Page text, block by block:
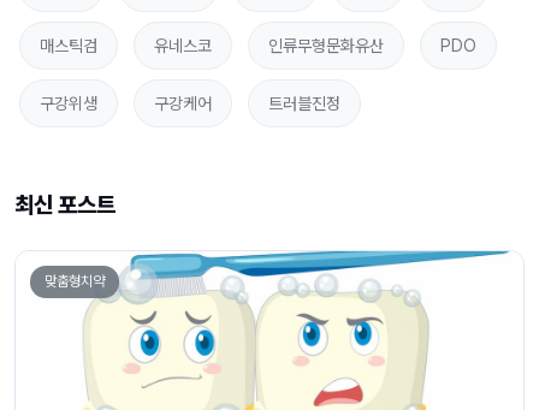
매스틱검 유네스코 인류무형문화유산 PDO
구강위생 구강케어 트러블진정
최신 포스트
맞춤형치약